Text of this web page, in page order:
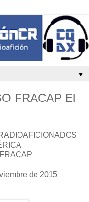
▼
FRACAP El
de 2015